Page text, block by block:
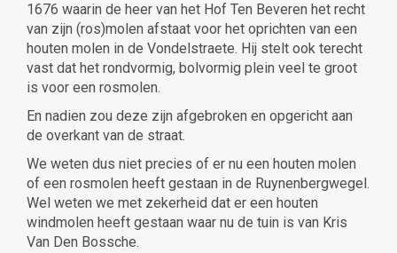
1676 waarin de heer van het Hof Ten Beveren het recht
van zijn (ros)molen afstaat voor het oprichten van een
houten molen in de Vondelstraete. Hij stelt ook terecht
vast dat het rondvormig, bolvormig plein veel te groot
is voor een rosmolen.
En nadien zou deze zijn afgebroken en opgericht aan
de overkant van de straat.
We weten dus niet precies of er nu een houten molen
of een rosmolen heeft gestaan in de Ruynenbergwegel.
Wel weten we met zekerheid dat er een houten
windmolen heeft gestaan waar nu de tuin is van Kris
Van Den Bossche.